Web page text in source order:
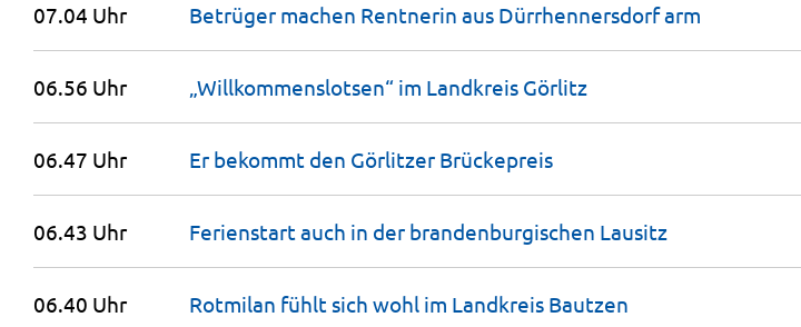
07.04 Uhr Betrüger machen Rentnerin aus Dürrhennersdorfarm
06.56 Uhr „Willkommenslotsen“ im Landkreis Görlitz
06.47 Uhr Er bekommt den Görlitzer Brückepreis
06.43 Uhr Ferienstart auch in der brandenburgischen Lausitz
06.40 Uhr Rotmilan fühlt sich wohl im Landkreis Bautzen